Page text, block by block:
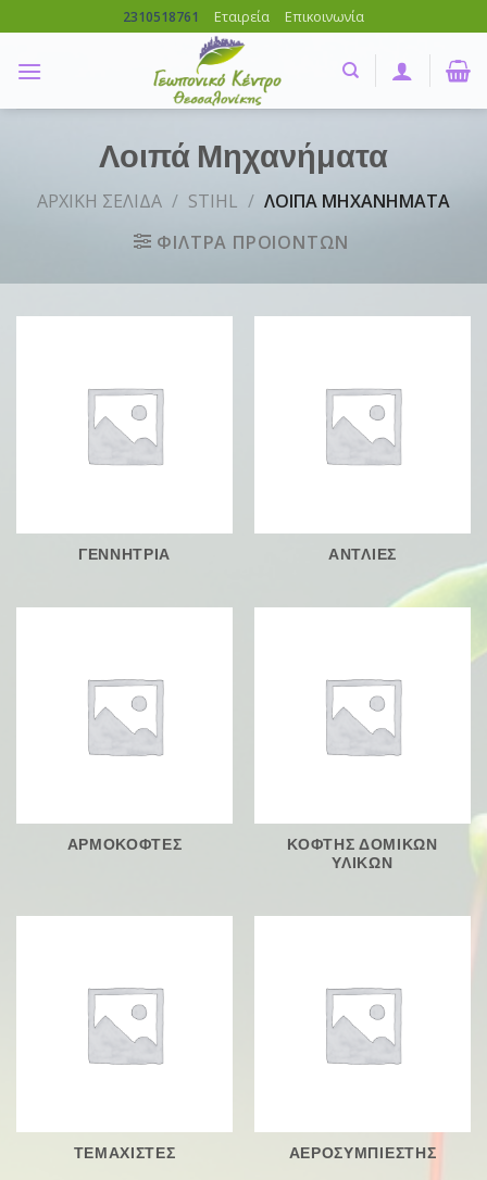
to
content
2310518761 Εταιρεία Επικοινωνία
Λοιπά Μηχανήματα
ΑΡΧΙΚΗ ΣΕΛΙΔΑ / STIHL / ΛΟΙΠΑ ΜΗΧΑΝΗΜΑΤΑ
ΦΙΛΤΡΑ ΠΡΟΙΟΝΤΩΝ
ΓΕΝΝΗΤΡΙΑ ΑΝΤΛΙΕΣ
ΑΡΜΟΚΟΦΤΕΣ
ΚΟΦΤΗΣ ΔΟΜΙΚΩΝ
ΥΛΙΚΩΝ
ΤΕΜΑΧΙΣΤΕΣ ΑΕΡΟΣΥΜΠΙΕΣΤΗΣ